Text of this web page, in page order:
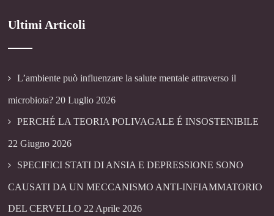
Ultimi Articoli
L’ambiente può influenzare la salute mentale attraverso il
microbiota? 20 Luglio 2026
PERCHÉ LA TEORIA POLIVAGALE É INSOSTENIBILE
22 Giugno 2026
SPECIFICI STATI DI ANSIA E DEPRESSIONE SONO
CAUSATI DA UN MECCANISMO ANTI-INFIAMMATORIO
DEL CERVELLO 22 Aprile 2026